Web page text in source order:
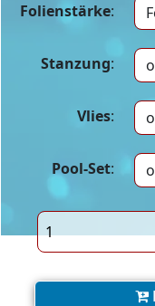
Folienstärke:
Stanzung:
Vlies:
Pool-Set: